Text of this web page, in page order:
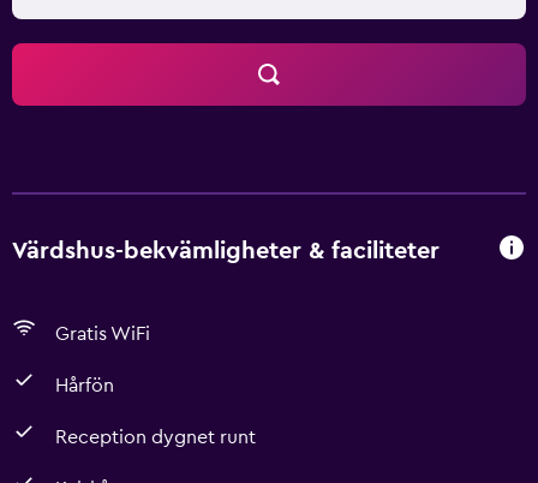
Värdshus-bekvämligheter & faciliteter
Gratis WiFi
Hårfön
Reception dygnet runt